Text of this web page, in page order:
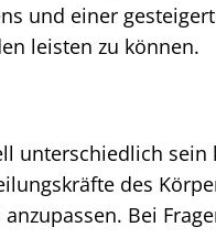
und einer
leisten zu können.
unterschiedlich
des
Bei